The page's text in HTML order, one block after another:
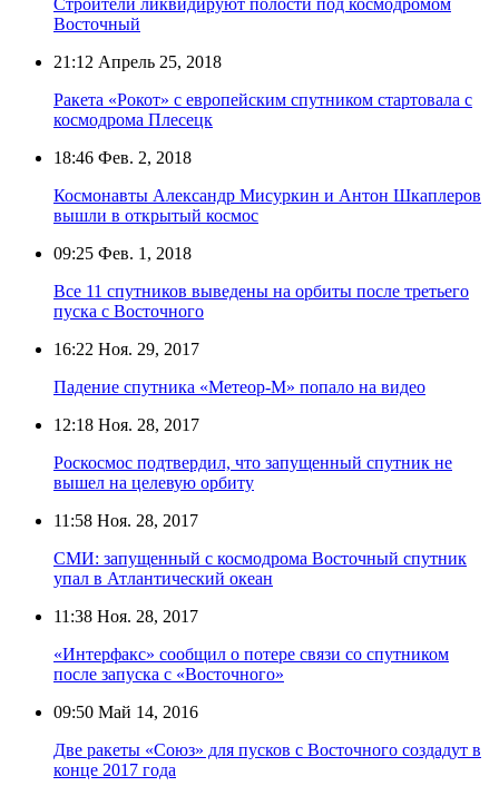
Восточный
21:12 Апрель 25, 2018
Ракета «Рокот» с европейским спутником стартовала с
космодрома Плесецк
18:46 Фев. 2, 2018
Космонавты Александр Мисуркин и Антон Шкаплеров
вышли в открытый космос
09:25 Фев. 1, 2018
Все 11 спутников выведены на орбиты после третьего
пуска с Восточного
16:22 Ноя. 29, 2017
Падение спутника «Метеор-М» попало на видео
12:18 Ноя. 28, 2017
Роскосмос подтвердил, что запущенный спутник не
вышел на целевую орбиту
11:58 Ноя. 28, 2017
СМИ: запущенный с космодрома Восточный спутник
упал в Атлантический океан
11:38 Ноя. 28, 2017
«Интерфакс» сообщил о потере связи со спутником
после запуска с «Восточного»
09:50 Май 14, 2016
Две ракеты «Союз» для пусков с Восточного создадут в
конце 2017 года